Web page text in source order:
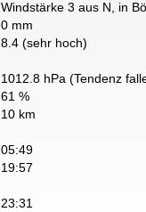
Windstärke 3 aus N, in
0 mm
8.4 (sehr hoch)
1012.8 hPa (Tendenz
61 %
10 km
05:49
19:57
23:31